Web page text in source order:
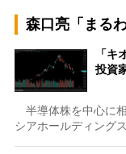
森口亮「まる
「
投資
半導体株を中心に
シアホールディング